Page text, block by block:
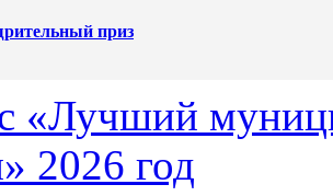
приз
«Лучший
2026 год